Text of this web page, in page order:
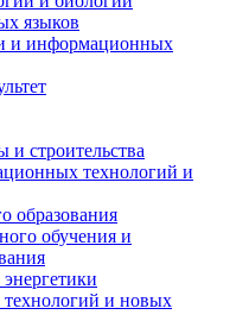
языков
и информационных
и строительства
технологий и
образования
обучения и
и новых